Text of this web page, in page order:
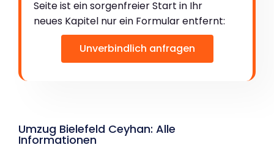
Seite ist ein sorgenfreier Start in Ihr
neues Kapitel nur ein Formular entfernt:
Unverbindlich anfragen
Umzug Bielefeld Ceyhan: Alle
Informationen